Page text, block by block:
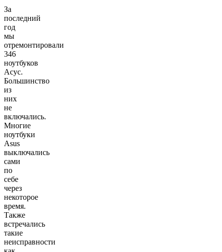
За
последний
год
мы
отремонтировали
346
ноутбуков
Асус.
Большинство
из
них
не
включались.
Многие
ноутбуки
Asus
выключались
сами
по
себе
через
некоторое
время.
Также
встречались
такие
неисправности